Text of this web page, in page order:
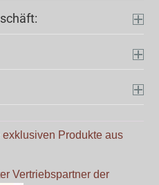
Produkte aus
Vertriebspartner der